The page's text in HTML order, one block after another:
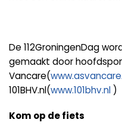
De 112GroningenDag
gemaakt door
Vancare(
101BHV.nl(www.101bhv.nl )
Kom op de fiets